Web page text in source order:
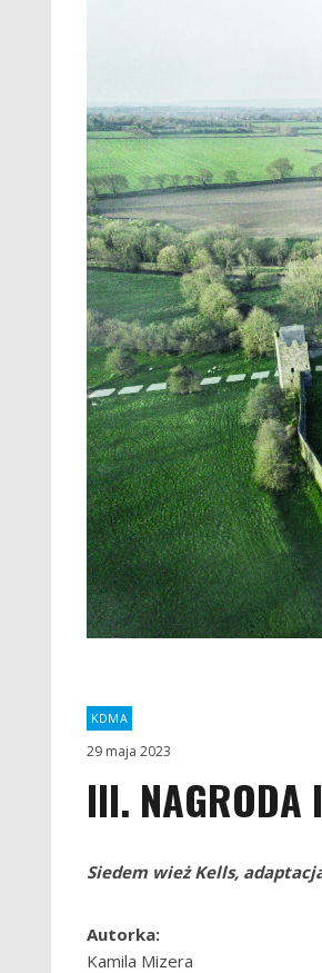
KDMA
29 maja 2023
III. NAGRODA
Siedem wież Kells,
Autorka:
Kamila Mizera